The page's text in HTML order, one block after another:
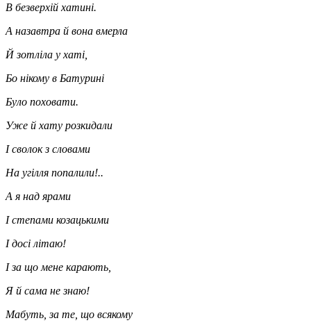
В безверхій хатині.
А назавтра й вона вмерла
Й зотліла у хаті,
Бо нікому в Батурині
Було поховати.
Уже й хату розкидали
І сволок з словами
На угілля попалили!..
А я над ярами
І степами козацькими
І досі літаю!
І за що мене карають,
Я й сама не знаю!
Мабуть, за те, що всякому